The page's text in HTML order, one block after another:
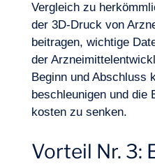
Vergleich zu
der 3D-Druck von
beitragen, wichtige
der
Beginn und Abschluss
beschleunigen und die
kosten zu senken.
Vorteil Nr. 3: